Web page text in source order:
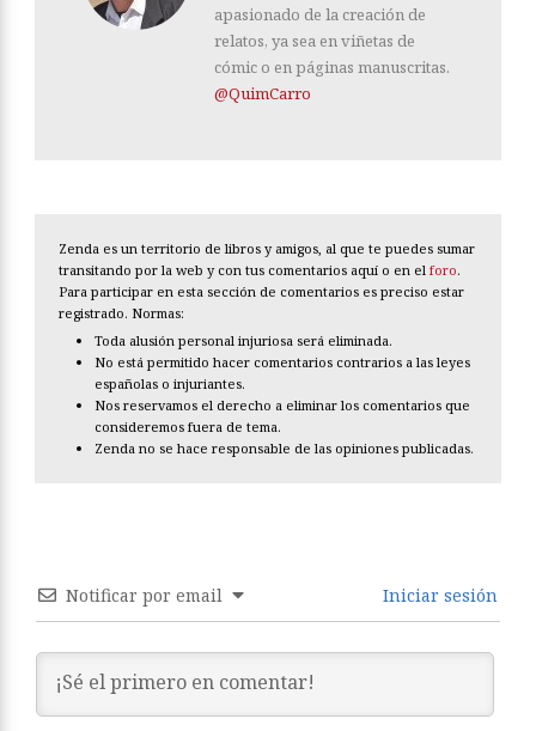
apasionado de la creación de
relatos, ya sea en viñetas de
cómic o en páginas manuscritas.
@QuimCarro
Zenda es un territorio de libros y amigos, al que te puedes sumar
transitando por la web y con tus comentarios aquí o en el foro.
Para participar en esta sección de comentarios es preciso estar
registrado. Normas:
Toda alusión personal injuriosa será eliminada.
No está permitido hacer comentarios contrarios a las leyes
españolas o injuriantes.
Nos reservamos el derecho a eliminar los comentarios que
consideremos fuera de tema.
Zenda no se hace responsable de las opiniones publicadas.
Notificar por email Iniciar sesión